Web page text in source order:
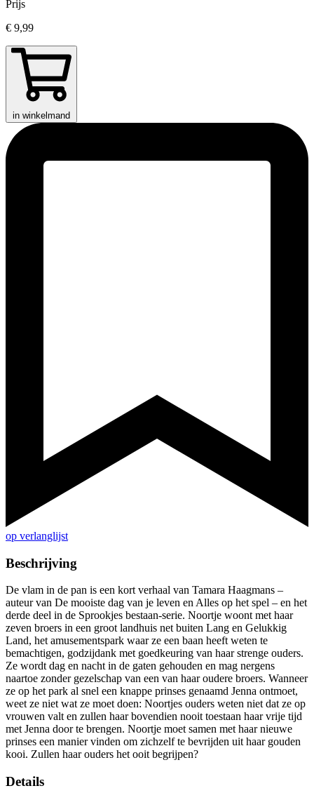
Prijs
€ 9,99
in winkelmand
op verlanglijst
Beschrijving
De vlam in de pan is een kort verhaal van Tamara Haagmans –
auteur van De mooiste dag van je leven en Alles op het spel – en het
derde deel in de Sprookjes bestaan-serie. Noortje woont met haar
zeven broers in een groot landhuis net buiten Lang en Gelukkig
Land, het amusementspark waar ze een baan heeft weten te
bemachtigen, godzijdank met goedkeuring van haar strenge ouders.
Ze wordt dag en nacht in de gaten gehouden en mag nergens
naartoe zonder gezelschap van een van haar oudere broers. Wanneer
ze op het park al snel een knappe prinses genaamd Jenna ontmoet,
weet ze niet wat ze moet doen: Noortjes ouders weten niet dat ze op
vrouwen valt en zullen haar bovendien nooit toestaan haar vrije tijd
met Jenna door te brengen. Noortje moet samen met haar nieuwe
prinses een manier vinden om zichzelf te bevrijden uit haar gouden
kooi. Zullen haar ouders het ooit begrijpen?
Details